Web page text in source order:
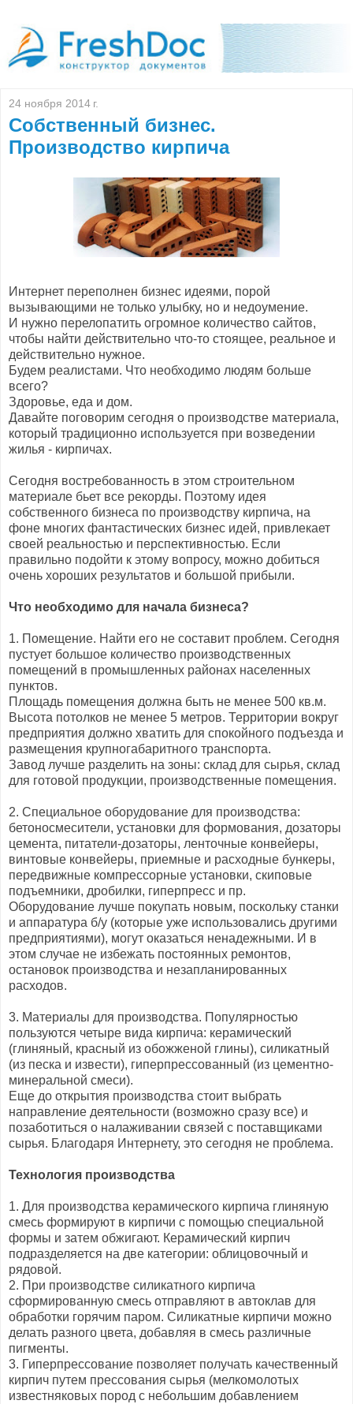
24 ноября 2014 г.
Собственный бизнес.
Производство кирпича
Интернет переполнен бизнес идеями, порой
вызывающими не только улыбку, но и недоумение.
И нужно перелопатить огромное количество сайтов,
чтобы найти действительно что-то стоящее, реальное и
действительно нужное.
Будем реалистами. Что необходимо людям больше
всего?
Здоровье, еда и дом.
Давайте поговорим сегодня о производстве материала,
который традиционно используется при возведении
жилья - кирпичах.
Сегодня востребованность в этом строительном
материале бьет все рекорды. Поэтому идея
собственного бизнеса по производству кирпича, на
фоне многих фантастических бизнес идей, привлекает
своей реальностью и перспективностью. Если
правильно подойти к этому вопросу, можно добиться
очень хороших результатов и большой прибыли.
Что необходимо для начала бизнеса?
1. Помещение. Найти его не составит проблем. Сегодня
пустует большое количество производственных
помещений в промышленных районах населенных
пунктов.
Площадь помещения должна быть не менее 500 кв.м.
Высота потолков не менее 5 метров. Территории вокруг
предприятия должно хватить для спокойного подъезда и
размещения крупногабаритного транспорта.
Завод лучше разделить на зоны: склад для сырья, склад
для готовой продукции, производственные помещения.
2. Специальное оборудование для производства:
бетоносмесители, установки для формования, дозаторы
цемента, питатели-дозаторы, ленточные конвейеры,
винтовые конвейеры, приемные и расходные бункеры,
передвижные компрессорные установки, скиповые
подъемники, дробилки, гиперпресс и пр.
Оборудование лучше покупать новым, поскольку станки
и аппаратура б/у (которые уже использовались другими
предприятиями), могут оказаться ненадежными. И в
этом случае не избежать постоянных ремонтов,
остановок производства и незапланированных
расходов.
3. Материалы для производства. Популярностью
пользуются четыре вида кирпича: керамический
(глиняный, красный из обожженой глины), силикатный
(из песка и извести), гиперпрессованный (из цементно-
минеральной смеси).
Еще до открытия производства стоит выбрать
направление деятельности (возможно сразу все) и
позаботиться о налаживании связей с поставщиками
сырья. Благодаря Интернету, это сегодня не проблема.
Технология производства
1. Для производства керамического кирпича глиняную
смесь формируют в кирпичи с помощью специальной
формы и затем обжигают. Керамический кирпич
подразделяется на две категории: облицовочный и
рядовой.
2. При производстве силикатного кирпича
сформированную смесь отправляют в автоклав для
обработки горячим паром. Силикатные кирпичи можно
делать разного цвета, добавляя в смесь различные
пигменты.
3. Гиперпрессование позволяет получать качественный
кирпич путем прессования сырья (мелкомолотых
известняковых пород с небольшим добавлением